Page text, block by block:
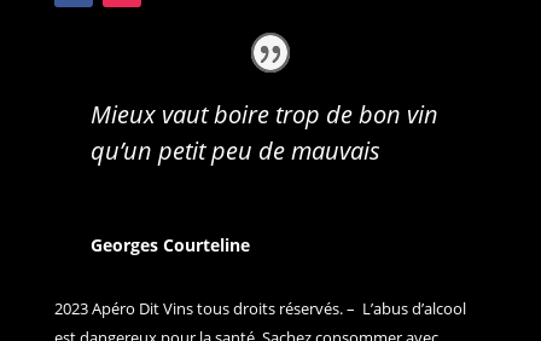
Mieux vaut boire trop de bon vin
qu’un petit peu de mauvais
Georges Courteline
2023 Apéro Dit Vins tous droits réservés. – L’abus d’alcool